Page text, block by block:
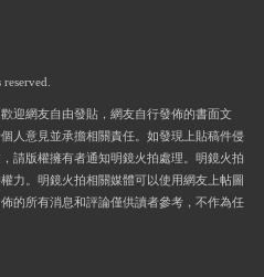
迎網友自由發貼，網友自行發佈的書面文
人意見並承擔相關責任。如發現上貼稿件侵
請版權擁有者通知明鏡火拍處理。明鏡火拍
力。明鏡火拍相關媒體可以使用網友上帖圖
的所有消息和評論僅供讀者參考，不作為任